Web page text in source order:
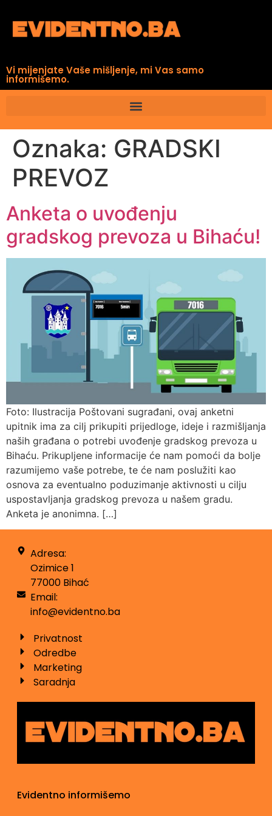
Vi mijenjate Vaše mišljenje, mi Vas samo
informišemo.
Oznaka: GRADSKI
PREVOZ
Anketa o uvođenju
gradskog prevoza u Bihaću!
Foto: Ilustracija Poštovani sugrađani, ovaj anketni
upitnik ima za cilj prikupiti prijedloge, ideje i razmišljanja
naših građana o potrebi uvođenje gradskog prevoza u
Bihaću. Prikupljene informacije će nam pomoći da bolje
razumijemo vaše potrebe, te će nam poslužiti kao
osnova za eventualno poduzimanje aktivnosti u cilju
uspostavljanja gradskog prevoza u našem gradu.
Anketa je anonimna. […]
Adresa:
Ozimice 1
77000 Bihać
Email:
info@evidentno.ba
Privatnost
Odredbe
Marketing
Saradnja
Evidentno informišemo